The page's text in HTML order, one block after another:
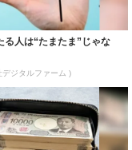
る人は“たまたま”じゃな
デジタルファーム )